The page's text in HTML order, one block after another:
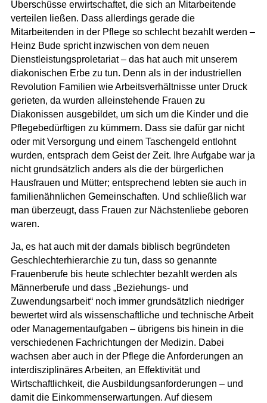
Überschüsse erwirtschaftet, die sich an Mitarbeitende
verteilen ließen. Dass allerdings gerade die
Mitarbeitenden in der Pflege so schlecht bezahlt werden –
Heinz Bude spricht inzwischen von dem neuen
Dienstleistungsproletariat – das hat auch mit unserem
diakonischen Erbe zu tun. Denn als in der industriellen
Revolution Familien wie Arbeitsverhältnisse unter Druck
gerieten, da wurden alleinstehende Frauen zu
Diakonissen ausgebildet, um sich um die Kinder und die
Pflegebedürftigen zu kümmern. Dass sie dafür gar nicht
oder mit Versorgung und einem Taschengeld entlohnt
wurden, entsprach dem Geist der Zeit. Ihre Aufgabe war ja
nicht grundsätzlich anders als die der bürgerlichen
Hausfrauen und Mütter; entsprechend lebten sie auch in
familienähnlichen Gemeinschaften. Und schließlich war
man überzeugt, dass Frauen zur Nächstenliebe geboren
waren.
Ja, es hat auch mit der damals biblisch begründeten
Geschlechterhierarchie zu tun, dass so genannte
Frauenberufe bis heute schlechter bezahlt werden als
Männerberufe und dass „Beziehungs- und
Zuwendungsarbeit“ noch immer grundsätzlich niedriger
bewertetwird als wissenschaftliche und technische Arbeit
oder Managementaufgaben – übrigens bis hinein in die
verschiedenen Fachrichtungen der Medizin. Dabei
wachsen aber auch in der Pflege die Anforderungen an
interdisziplinäres Arbeiten, an Effektivität und
Wirtschaftlichkeit, die Ausbildungsanforderungen – und
damit die Einkommenserwartungen. Auf diesem